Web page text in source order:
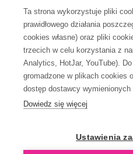
Ta strona wykorzystuje pliki
prawidłowego działania
cookies własne) oraz pliki
trzecich w celu korzystania z
Analytics, HotJar, YouTube).
gromadzone w plikach cookies
dostęp dostawcy
Dowiedz się więcej
Ustawienia
KONTAKT
OpenGift jest